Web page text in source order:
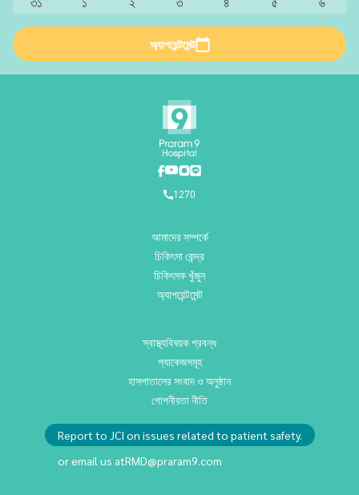
৩১
১ ২ ৩ ৪ ৫ ৬
অ্যাপয়েন্টমেন্ট
1270
আমাদের সম্পর্কে
চিকিৎসা কেন্দ্র
চিকিৎসক খুঁজুন
অ্যাপয়েন্টমেন্ট
স্বাস্থ্যবিষয়ক প্রবন্ধ
প্যাকেজসমূহ
হাসপাতালের সংবাদ ও অনুষ্ঠান
গোপনীয়তা নীতি
Report to JCI on issues related to patient safety.
or email us atRMD@praram9.com